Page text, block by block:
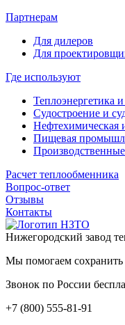
Партнерам
Для дилеров
Для
Где используют
Теплоэнергетика
Судостроение и
Нефтехимическая
Пищевая
Расчет теплообменника
Вопрос-ответ
Отзывы
Контакты
Нижегородский завод
Мы помогаем сохранить
Звонок по России
+7 (800) 555-81-91